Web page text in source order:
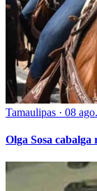
Tamaulipas · 08 ago.
Olga Sosa cabalga